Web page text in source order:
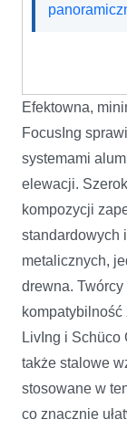
Efektowna,
FocusIng
systemami
elewacji.
kompozycji
standardowych
metalicznych,
drewna.
LivIng i Schüco
także stalowe
stosowane w
co znacznie